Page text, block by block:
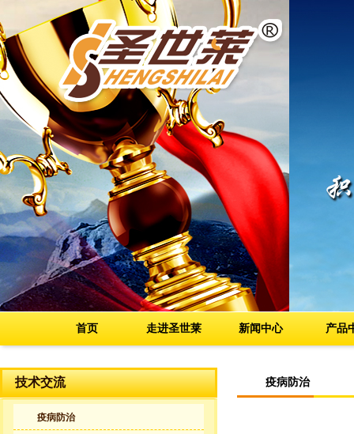
首页 走进圣世莱 新闻中心 产品
技术交流
疫病防治
疫病防治